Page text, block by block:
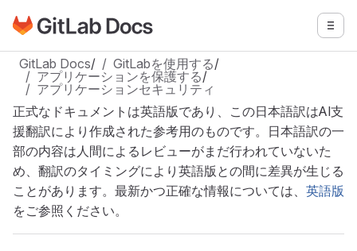
メインコンテンツにスキップ
GitLabドキュメントのホームページに移動 メニ
GitLab Docs/ GitLabを使用する/
アプリケーションを保護する/
アプリケーションセキュリティ
正式なドキュメントは英語版であり、この日本語訳はAI支
援翻訳により作成された参考用のものです。日本語訳の一
部の内容は人間によるレビューがまだ行われていないた
め、翻訳のタイミングにより英語版との間に差異が生じる
ことがあります。最新かつ正確な情報については、 英語版
をご参照ください。